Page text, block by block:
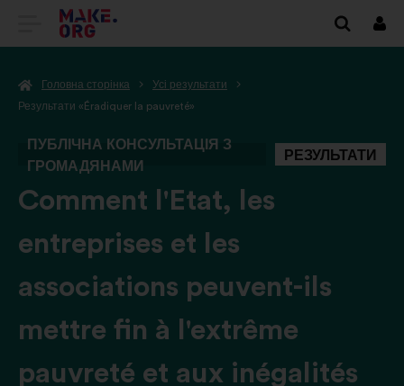
ПЕРЕЙТИ
ГОЛОВНУ
MAKE.ORG
Головна сторінка
Усі результати
Результати «Éradiquer la pauvreté»
ПУБЛІЧНА КОНСУЛЬТАЦІЯ З
ГРОМАДЯНАМИ
РЕЗУЛЬТАТИ
-
Comment l'Etat, les
entreprises et les
associations peuvent-ils
mettre fin à l'extrême
pauvreté et aux inégalités